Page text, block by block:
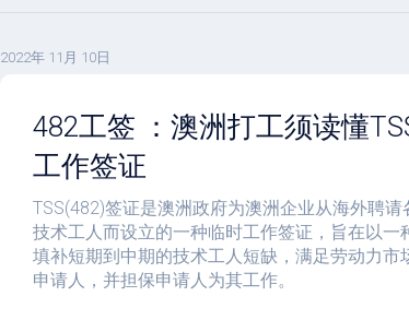
2022年 11月 10日
482工签 ：澳洲打工须读懂
工作签证
TSS(482)签证是澳洲政府为澳洲企业从海外聘
技术工人而设立的一种临时工作签证，旨在以一
填补短期到中期的技术工人短缺，满足劳动力市
申请人，并担保申请人为其工作。